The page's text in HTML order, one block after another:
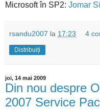
Microsoft în SP2: Jomar
rsandu2007 la 17:23 4
Distribuiți
joi, 14 mai 2009
Din nou despre
2007 Service